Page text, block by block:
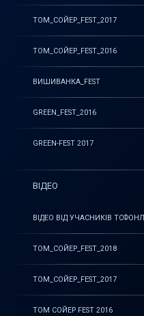
ТОМ_СОЙЕР_FEST_2017
ТОМ_СОЙЕР_FEST_2016
ВИШИВАНКА_FEST
GREEN_FEST_2016
GREEN-FEST 2017
ВІДЕО
ВІДЕО ВІД УЧАСНИКІВ
ТОМ_СОЙЕР_FEST_2018
ТОМ_СОЙЕР_FEST_2017
ТОМ СОЙЕР FEST 2016